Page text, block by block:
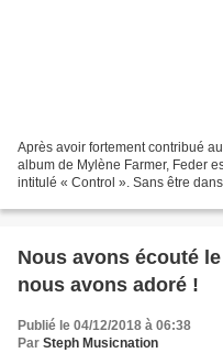
Après avoir fortement contribué
album de Mylène Farmer, Feder
intitulé « Control ». Sans être
Nous avons écouté
nous avons adoré !
Publié le 04/12/2018 à 06:38
Par Steph Musicnation